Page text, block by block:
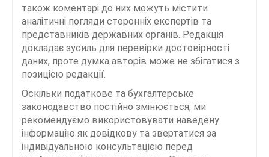
також коментарі до них можуть містити
аналітичні погляди сторонніх експертів та
представників державних органів. Редакція
докладає зусиль для перевірки достовірності
даних, проте думка авторів може не збігатися з
позицією редакції.
Оскільки податкове та бухгалтерське
законодавство постійно змінюється, ми
рекомендуємо використовувати наведену
інформацію як довідкову та звертатися за
індивідуальною консультацією перед